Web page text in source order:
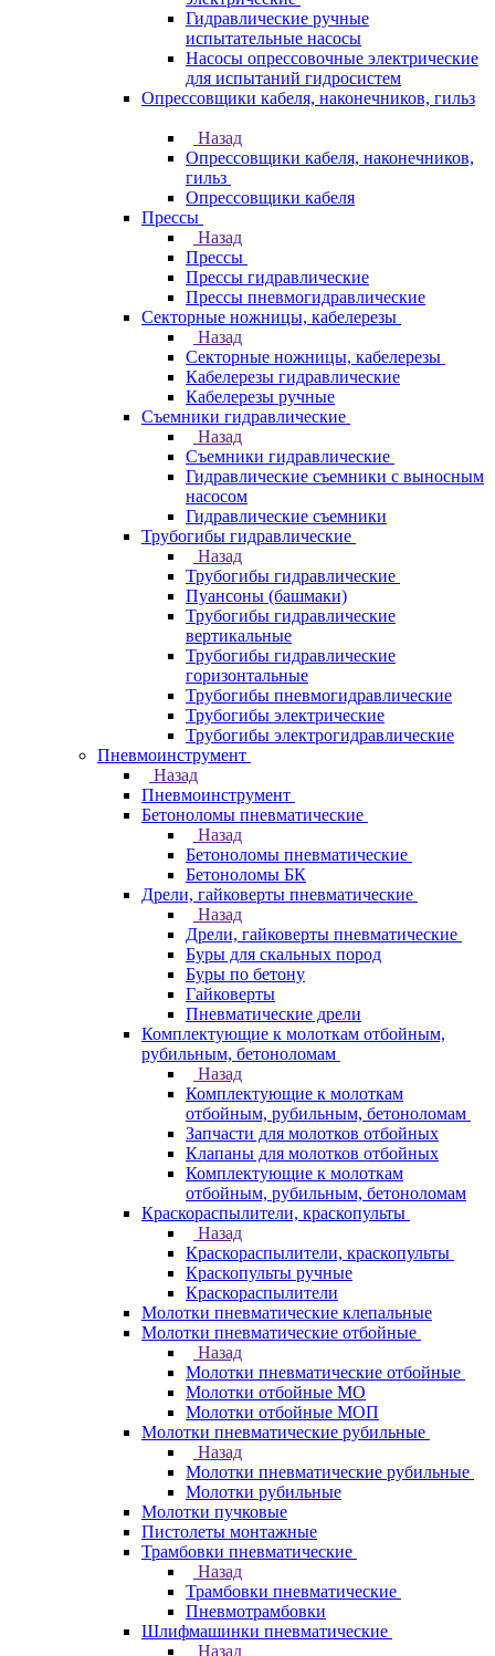
Гидравлические ручные
испытательные насосы
Насосы опрессовочные электрические
для испытаний гидросистем
Опрессовщики кабеля, наконечников, гильз
Назад
Опрессовщики кабеля, наконечников,
гильз
Опрессовщики кабеля
Прессы
Назад
Прессы
Прессы гидравлические
Прессы пневмогидравлические
Секторные ножницы, кабелерезы
Назад
Секторные ножницы, кабелерезы
Кабелерезы гидравлические
Кабелерезы ручные
Съемники гидравлические
Назад
Съемники гидравлические
Гидравлические cъемники с выносным
насосом
Гидравлические съемники
Трубогибы гидравлические
Назад
Трубогибы гидравлические
Пуансоны (башмаки)
Трубогибы гидравлические
вертикальные
Трубогибы гидравлические
горизонтальные
Трубогибы пневмогидравлические
Трубогибы электрические
Трубогибы электрогидравлические
Пневмоинструмент
Назад
Пневмоинструмент
Бетоноломы пневматические
Назад
Бетоноломы пневматические
Бетоноломы БК
Дрели, гайковерты пневматические
Назад
Дрели, гайковерты пневматические
Буры для скальных пород
Буры по бетону
Гайковерты
Пневматические дрели
Комплектующие к молоткам отбойным,
рубильным, бетоноломам
Назад
Комплектующие к молоткам
отбойным, рубильным, бетоноломам
Запчасти для молотков отбойных
Клапаны для молотков отбойных
Комплектующие к молоткам
отбойным, рубильным, бетоноломам
Краскораспылители, краскопульты
Назад
Краскораспылители, краскопульты
Краскопульты ручные
Краскораспылители
Молотки пневматические клепальные
Молотки пневматические отбойные
Назад
Молотки пневматические отбойные
Молотки отбойные МО
Молотки отбойные МОП
Молотки пневматические рубильные
Назад
Молотки пневматические рубильные
Молотки рубильные
Молотки пучковые
Пистолеты монтажные
Трамбовки пневматические
Назад
Трамбовки пневматические
Пневмотрамбовки
Шлифмашинки пневматические
Назад